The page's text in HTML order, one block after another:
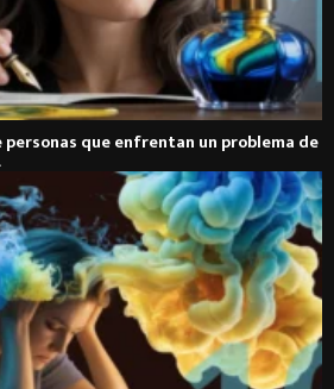
personas que enfrentan un problema de